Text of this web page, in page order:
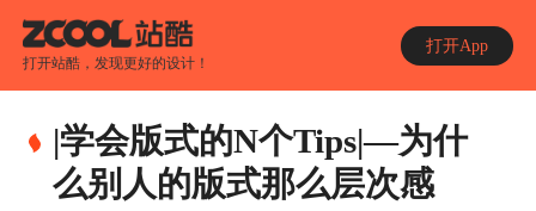
打开站酷，发现更好的设计！
打开App
|学会版式的N个Tips|—为什
么别人的版式那么层次感